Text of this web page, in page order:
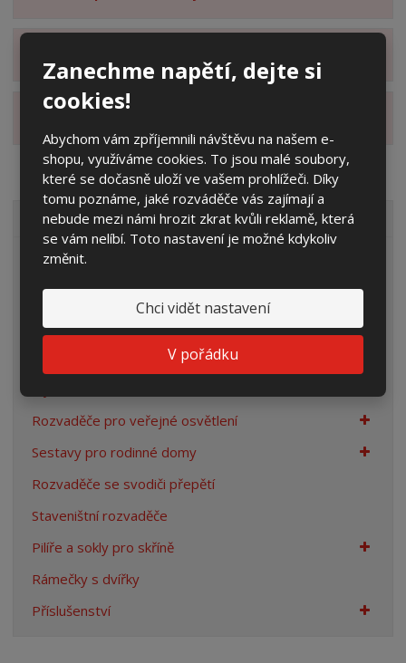
Zanechme napětí, dejte si
cookies!
Abychom vám zpříjemnili návštěvu na našem e-
shopu, využíváme cookies. To jsou malé soubory,
které se dočasně uloží ve vašem prohlížeči. Díky
tomu poznáme, jaké rozváděče vás zajímají a
nebude mezi námi hrozit zkrat kvůli reklamě, která
se vám nelíbí. Toto nastavení je možné kdykoliv
změnit.
Chci vidět nastavení
V pořádku
VŠECHNY KATEGORIE
Elektroměrové rozvaděče
Prázdné skříně
Rozpojovací jistící skříně
Rozvaděče pro veřejné osvětlení
Sestavy pro rodinné domy
Rozvaděče se svodiči přepětí
Staveništní rozvaděče
Pilíře a sokly pro skříně
Rámečky s dvířky
Příslušenství